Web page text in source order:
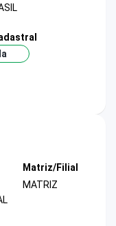
Matriz/Filial
MATRIZ